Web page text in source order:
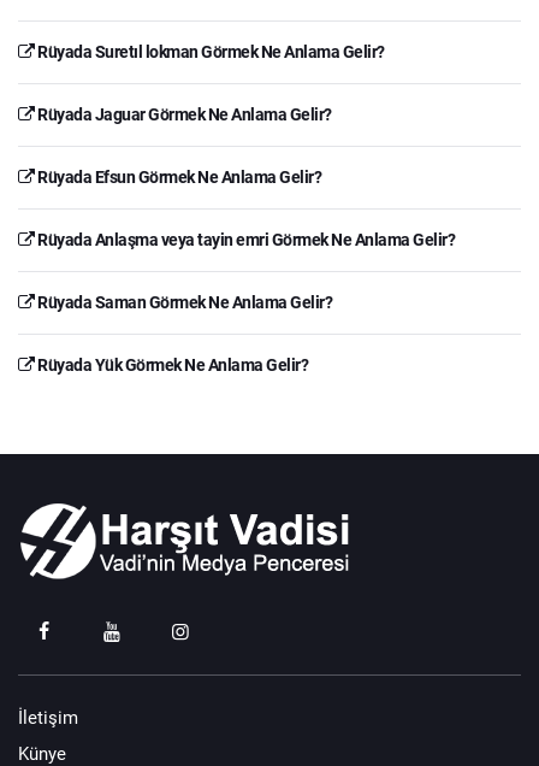
Rüyada Suretıl lokman Görmek Ne Anlama Gelir?
Rüyada Jaguar Görmek Ne Anlama Gelir?
Rüyada Efsun Görmek Ne Anlama Gelir?
Rüyada Anlaşma veya tayin emri Görmek Ne Anlama Gelir?
Rüyada Saman Görmek Ne Anlama Gelir?
Rüyada Yük Görmek Ne Anlama Gelir?
İletişim
Künye